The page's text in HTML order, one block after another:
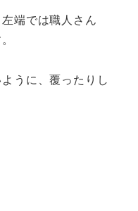
端では職人さん
うに、覆ったりし